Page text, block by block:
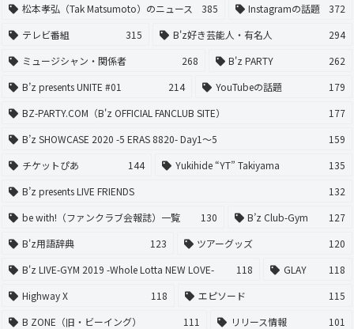
松本孝弘（Tak Matsumoto）のニュース
385 Instagramの話題
372
テレビ番組
315 B'z好き芸能人・有名人
294
ミュージシャン・関係者
268 B'z PARTY
262
B’z presents UNITE #01
214 YouTubeの話題
179
BZ-PARTY.COM（B'z OFFICIAL FANCLUB SITE）
177
B’z SHOWCASE 2020 -5 ERAS 8820- Day1〜5
159
チケットぴあ
144 Yukihide “YT” Takiyama
135
B’z presents LIVE FRIENDS
132
be with!（ファンクラブ会報誌）一覧
130 B’z Club-Gym
127
B'z用語辞典
123 ツアーグッズ
120
B'z LIVE-GYM 2019 -Whole Lotta NEW LOVE-
118 GLAY
118
Highway X
118 エピソード
115
B ZONE（旧・ビーイング）
111 リリース情報
101